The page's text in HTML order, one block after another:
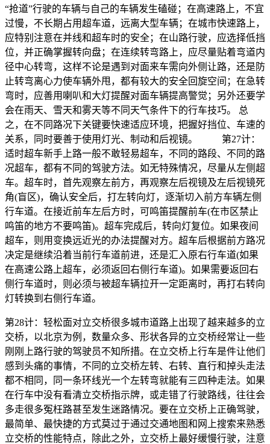
“抢道”行驶的车辆与自己的车辆发生磕碰；在高速路上，不宜
过慢，不长期占用超车道，远离大型车辆；在城市快速路上，
应特别注意在并线和超车时的安全；在山路行驶，应选择低挡
位，并正确掌握转向盘；在连续转弯路上，应尽量贴着弯道内
径中心转弯，这样不论是遇到对面来车需向外侧让路，还是防
止转弯离心力使车辆外甩，都有较大的安全回旋空间；在急转
弯时，应善用喇叭和大灯提醒对面车辆提高警觉；另外还要学
会在雨天、雪天和雾天等不同天气条件下的行车技巧。 总
之，在不同路况下关键要快速适应环境，把握好挡位、车速的
关系，同时要善于使用灯光、制动和后视镜。 第27计：
适时超车新手上路一般不敢轻易超车，不同的路段、不同的路
况超车，都有不同的驾驶方法。如无特殊情况，尽量从左侧超
车。超车时，首先观察左前方，再观察左后视镜及左后视镜死
角(盲区)，确认安全后，打左转向灯，逐渐切入前方车辆左侧
行车道。在接近前车左后方时，可鸣笛提醒前车(在市区禁止
鸣笛的地方不要鸣笛)。超车完成后，转向灯复位。如果夜间
超车，则用变换远近光的办法提醒对方。超车后根据前方路况
决定是继续沿着当前行车道前进，还是汇入原右行车道(如果
在高速公路上超车，必须返回右侧行车道)。如果需要返回右
侧行车道时，则必须与被超车辆拉开一定距离时，再打右转向
灯转换到右侧行车道。
第28计：轻松面对立交桥很多城市道路上出现了越来越多的立
交桥，以北京为例，数量众多、形状各异的立交桥经常让一些
刚刚上路行驶的驾驶员不知所措。在立交桥上行车是件让他们
感到头痛的事情，不同的立交桥左转、右转、直行和掉头走法
都不相同，同一条环线光一个左转弯就能有三四种走法。如果
在行车中没有看清立交桥指示牌，或走错了行驶路线，往往会
多走很多冤枉路甚至发生迷路情况。要在立交桥上正确驾驶，
最简单、最快捷的方式莫过于通过交通地图和网上搜索来熟悉
立交桥的性能特点，除此之外，立交桥上最好缓慢行驶，注意